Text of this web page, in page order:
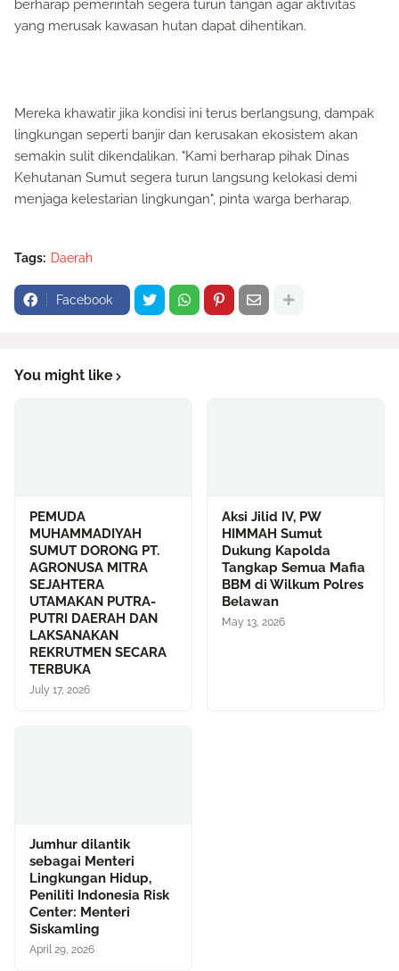
berharap pemerintah segera turun tangan agar aktivitas
yang merusak kawasan hutan dapat dihentikan.
Mereka khawatir jika kondisi ini terus berlangsung, dampak
lingkungan seperti banjir dan kerusakan ekosistem akan
semakin sulit dikendalikan. "Kami berharap pihak Dinas
Kehutanan Sumut segera turun langsung kelokasi demi
menjaga kelestarian lingkungan", pinta warga berharap.
Tags: Daerah
Facebook
You might like
PEMUDA
MUHAMMADIYAH
SUMUT DORONG PT.
AGRONUSA MITRA
SEJAHTERA
UTAMAKAN PUTRA-
PUTRI DAERAH DAN
LAKSANAKAN
REKRUTMEN SECARA
TERBUKA
July 17, 2026
Aksi Jilid IV, PW
HIMMAH Sumut
Dukung Kapolda
Tangkap Semua Mafia
BBM di Wilkum Polres
Belawan
May 13, 2026
Jumhur dilantik
sebagai Menteri
Lingkungan Hidup,
Peniliti Indonesia Risk
Center: Menteri
Siskamling
April 29, 2026